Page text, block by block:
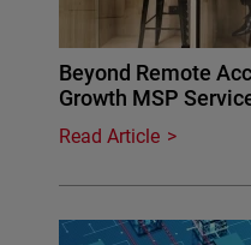
Beyond Remote
Growth MSP
Read Article